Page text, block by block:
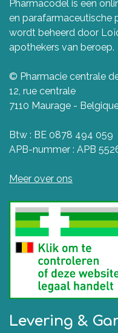
Pharmacodel is een
en parafarmaceutische
wordt beheerd door
apothekers van beroep.
© Pharmacie centrale
12, rue centrale
7110 Maurage -
Btw : BE 0878 494 059
APB-nummer : APB
Meer over ons
Levering &